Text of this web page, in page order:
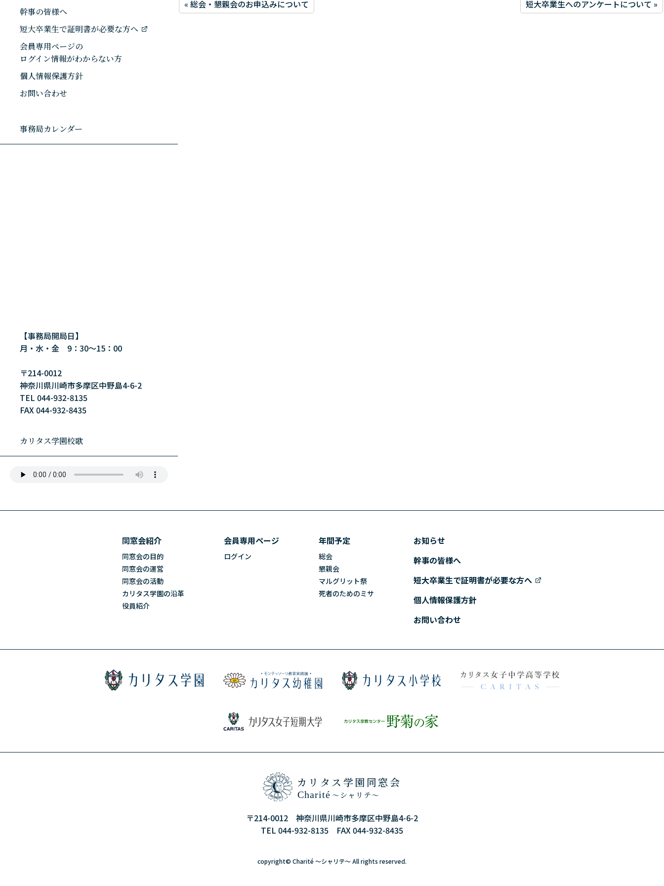
幹事の皆様へ
短大卒業生で証明書が必要な方へ
会員専用ページの
ログイン情報がわからない方
個人情報保護方針
お問い合わせ
事務局カレンダー
【事務局開局日】
月・水・金 9：30～15：00
〒214-0012
神奈川県川崎市多摩区中野島4-6-2
TEL 044-932-8135
FAX 044-932-8435
カリタス学園校歌
« 総会・懇親会のお申込みについて 短大卒業生へのアンケートについて »
同窓会紹介
同窓会の目的
同窓会の運営
同窓会の活動
カリタス学園の沿革
役員紹介
会員専用ページ
ログイン
年間予定
総会
懇親会
マルグリット祭
死者のためのミサ
お知らせ
幹事の皆様へ
短大卒業生で証明書が必要な方へ
個人情報保護方針
お問い合わせ
カリタス学園同窓会
Charité ～シャリテ～
〒214-0012 神奈川県川崎市多摩区中野島4-6-2
TEL 044-932-8135 FAX 044-932-8435
copyright© Charité ～シャリテ～All rights reserved.